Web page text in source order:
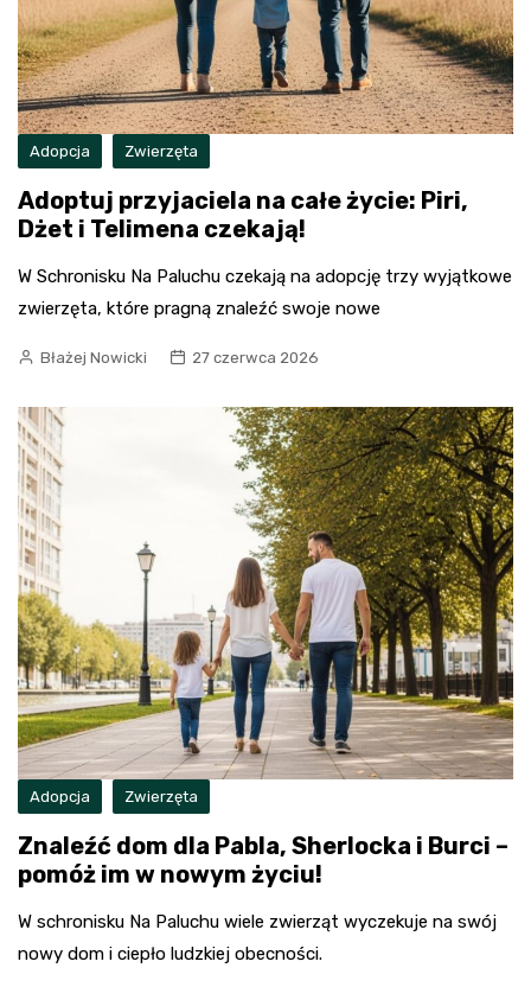
Adopcja Zwierzęta
Adoptuj przyjaciela na całe życie: Piri,
Dżet i Telimena czekają!
W Schronisku Na Paluchu czekają na adopcję trzy wyjątkowe
zwierzęta, które pragną znaleźć swoje nowe
Błażej Nowicki 27 czerwca 2026
Adopcja Zwierzęta
Znaleźć dom dla Pabla, Sherlocka i Burci –
pomóż im w nowym życiu!
W schronisku Na Paluchu wiele zwierząt wyczekuje na swój
nowy dom i ciepło ludzkiej obecności.